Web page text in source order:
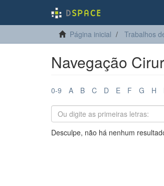
Página inicial Trabalhos
Navegação
0-9 A B C D E F G H
Desculpe, não há nenhum